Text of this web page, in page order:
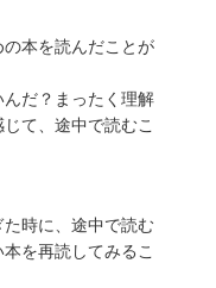
本を読んだことが
だ？まったく理解
て、途中で読むこ
時に、途中で読む
を再読してみるこ